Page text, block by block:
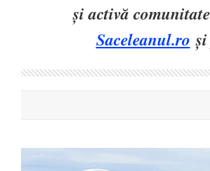
și activă
Saceleanul.ro